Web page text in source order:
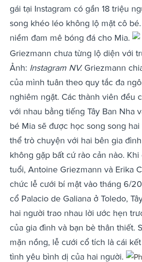
gái tại Instagram có gần 18 triệu
song khéo léo không lộ mặt cô
niềm đam mê bóng đá cho Mia.
Griezmann chưa từng lộ diện với
Ảnh: Instagram NV.Griezmann
của mình tuân theo quy tắc đa
nghiêm ngặt. Các thành viên đều
với nhau bằng tiếng Tây Ban Nha
bé Mia sẽ được học song song
thể trò chuyện với hai bên gia
không gặp bất cứ rào cản nào.
tuổi, Antoine Griezmann và Erika
chức lễ cưới bí mật vào tháng 6/
cổ Palacio de Galiana ở Toledo,
hai người trao nhau lời ước hẹn
của gia đình và bạn bè thân thiết.
mặn nồng, lễ cưới cổ tích là cái
tình yêu bình dị của hai người.